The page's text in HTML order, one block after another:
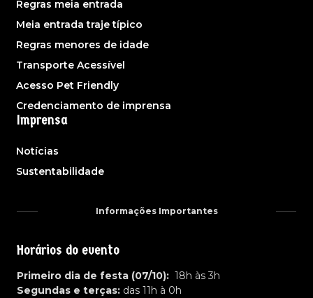
Regras meia entrada
Meia entrada traje típico
Regras menores de idade
Transporte Acessível
Acesso Pet Friendly
Credenciamento de imprensa
Imprensa
Notícias
Sustentabilidade
Informações Importantes
Horários do evento
Primeiro dia de festa (07/10): 18h às 3h
Segundas e terças: das 11h à 0h